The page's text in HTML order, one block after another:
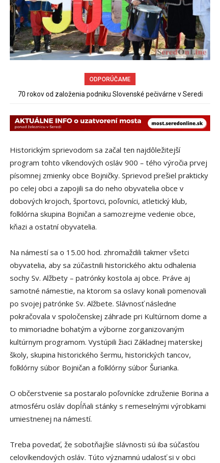
ODPORÚČAME
70 rokov od založenia podniku Slovenské pečivárne v Seredi
Obchádzka rozpadajúceho sa už uzatvoreného mosta ponad
Historickým sprievodom sa začal ten najdôležitejší
program tohto víkendových osláv 900 – tého výročia prvej
písomnej zmienky obce Bojničky. Sprievod prešiel prakticky
po celej obci a zapojili sa do neho obyvatelia obce v
dobových krojoch, športovci, poľovníci, atletický klub,
folklórna skupina Bojničan a samozrejme vedenie obce,
kňazi a ostatní obyvatelia.
Na námestí sa o 15.00 hod. zhromaždili takmer všetci
obyvatelia, aby sa zúčastnili historického aktu odhalenia
sochy Sv. Alžbety – patrónky kostola aj obce. Práve aj
samotné námestie, na ktorom sa oslavy konali pomenovali
po svojej patrónke Sv. Alžbete. Slávnosť následne
pokračovala v spoločenskej záhrade pri Kultúrnom dome a
to mimoriadne bohatým a výborne zorganizovaným
kultúrnym programom. Vystúpili žiaci Základnej materskej
školy, skupina historického šermu, historických tancov,
folklórny súbor Bojničan a folklórny súbor Šurianka.
O občerstvenie sa postaralo poľovnícke združenie Borina a
atmosféru osláv dopĺňali stánky s remeselnými výrobkami
umiestnenej na námestí.
Treba povedať, že sobotňajšie slávnosti sú iba súčasťou
celovíkendových osláv. Túto významnú udalosť si v obci